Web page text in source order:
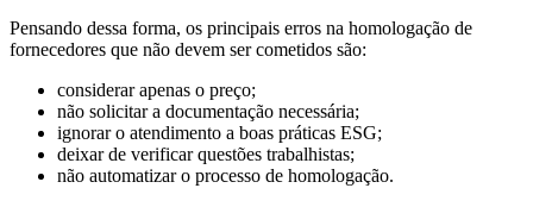
Pensando dessa forma, os principais erros na homologação de
fornecedores que não devem ser cometidos são:
considerar apenas o preço;
não solicitar a documentação necessária;
ignorar o atendimento a boas práticas ESG;
deixar de verificar questões trabalhistas;
não automatizar o processo de homologação.